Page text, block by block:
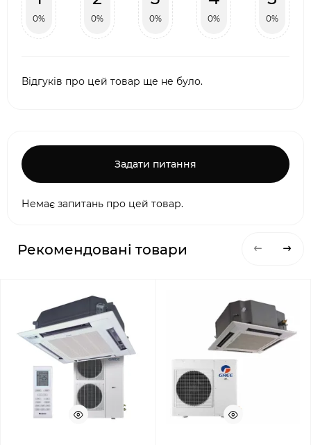
0% 0% 0% 0% 0%
Відгуків про цей товар ще не було.
Задати питання
Немає запитань про цей товар.
Рекомендовані товари